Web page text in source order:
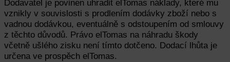
Dodavatel je povinen uhradit elTomas náklady, které mu
vznikly v souvislosti s prodlením dodávky zboží nebo s
vadnou dodávkou, eventuálně s odstoupením od smlouvy
z těchto důvodů. Právo elTomas na náhradu škody
včetně ušlého zisku není tímto dotčeno. Dodací lhůta je
určena ve prospěch elTomas.